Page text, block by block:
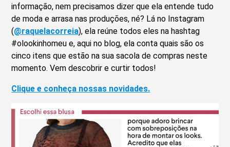
informação, nem precisamos dizer que ela entende tudo
de moda e arrasa nas produções, né? Lá no Instagram
(@raquelacorreia), ela reúne todos eles na hashtag
#olookinhomeu e, aqui no blog, ela conta quais são os
cinco itens que estão na sua sacola de compras neste
momento. Vem descobrir e curtir todos!
Clique e conheça nossas novidades.